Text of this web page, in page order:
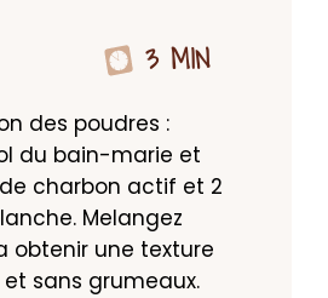
3 MIN
des poudres :
du bain-marie et
charbon actif et 2
Melangez
obtenir une texture
sans grumeaux.